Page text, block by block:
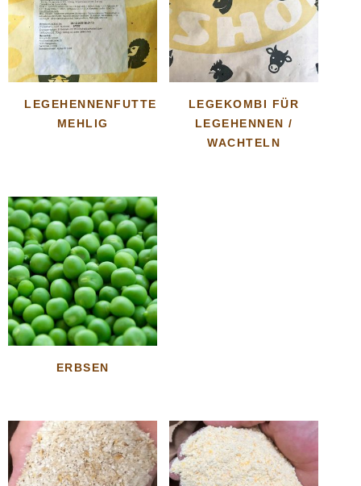
LEGEHENNENFUTTER
MEHLIG
LEGEKOMBI FÜR
LEGEHENNEN /
WACHTELN
ERBSEN